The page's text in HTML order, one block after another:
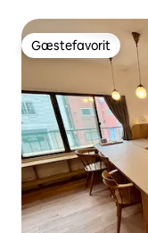
Gæstefavorit
Gæstefavorit